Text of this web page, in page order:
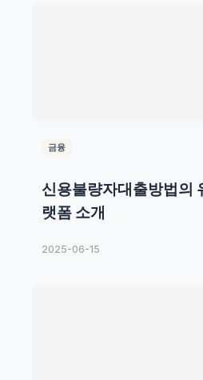
금융
신용불량자대출방법의
랫폼 소개
2025-06-15